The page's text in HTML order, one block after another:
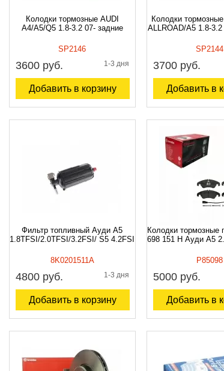
Колодки тормозные AUDI
A4/A5/Q5 1.8-3.2 07- задние
SP2146
3600 руб. 1-3 дня
Добавить в корзину
Колодки
ALLROAD/A5 1.8-
SP2144
3700 руб.
Добавить в
Фильтр топливный Ауди A5
1.8TFSI/2.0TFSI/3.2FSI/ S5 4.2FSI
8K0201511A
4800 руб. 1-3 дня
Добавить в корзину
Колодки тормозные
698 151 H Ауди A5
P85098
5000 руб.
Добавить в